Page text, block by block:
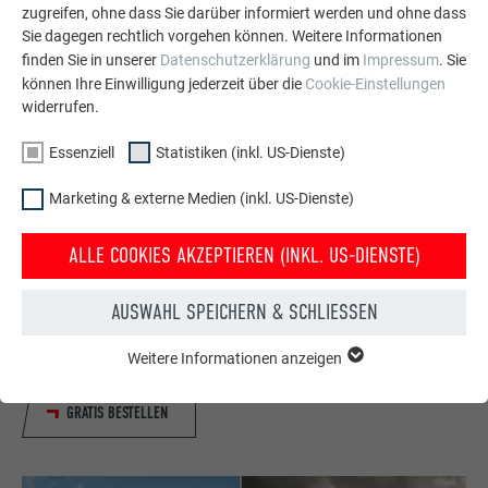
Kostenlos PREFA Prospekte bestellen
Dach, Fassade, Solar, Dachentwässerung &
Hochwasserschutz – mit PREFA Produkten aus Aluminium
GRATIS BESTELLEN
zugreifen, ohne dass Sie darüber informiert werden und ohne dass
Sie dagegen rechtlich vorgehen können. Weitere Informationen
finden Sie in unserer Datenschutzerklärung und im Impressum. Sie
können Ihre Einwilligung jederzeit über die Cookie-Einstellungen
widerrufen.
Essenziell Statistiken (inkl. US-Dienste)
Marketing & externe Medien (inkl. US-Dienste)
ALLE COOKIES AKZEPTIEREN (INKL. US-DIENSTE)
AUSWAHL SPEICHERN & SCHLIESSEN
Funktionen der Website benötigt. Dadurch ist gewährleistet,
dass die Website einwandfrei funktioniert.
Name PHPSESSID
Cookie-Informationen anzeigen
Weitere Informationen anzeigen